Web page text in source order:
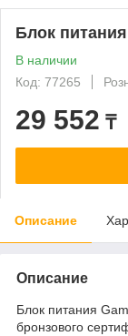
Блок
В наличии
Код: 77265
29 552 ₸
Описание
Описание
Блок питания
бронзового